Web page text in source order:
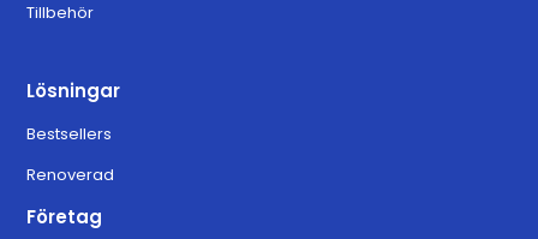
Tillbehör
Lösningar
Bestsellers
Renoverad
Företag